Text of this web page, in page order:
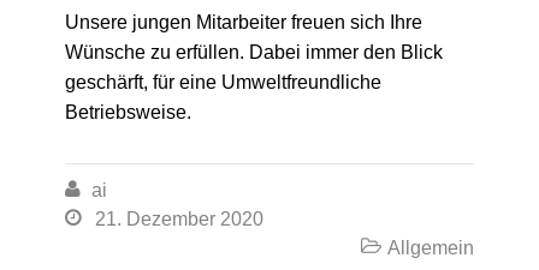
Unsere jungen Mitarbeiter freuen sich Ihre
Wünsche zu erfüllen. Dabei immer den Blick
geschärft, für eine Umweltfreundliche
Betriebsweise.
 ai
 21. Dezember 2020
 Allgemein